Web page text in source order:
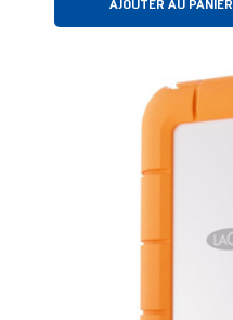
AJOUTER AU PANIER